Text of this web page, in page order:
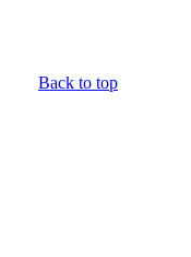
Back to top